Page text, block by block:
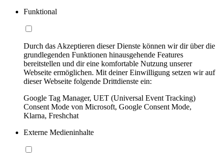
Funktional
Durch das Akzeptieren dieser Dienste können wir dir über die
grundlegenden Funktionen hinausgehende Features
bereitstellen und dir eine komfortable Nutzung unserer
Webseite ermöglichen. Mit deiner Einwilligung setzen wir auf
dieser Webseite folgende Drittdienste ein:
Google Tag Manager, UET (Universal Event Tracking)
Consent Mode von Microsoft, Google Consent Mode,
Klarna, Freshchat
Externe Medieninhalte